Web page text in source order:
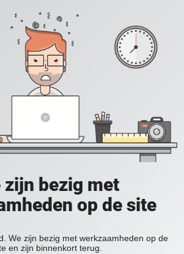
zijn bezig met
op de site
We zijn bezig met werkzaamheden op de
en zijn binnenkort terug.